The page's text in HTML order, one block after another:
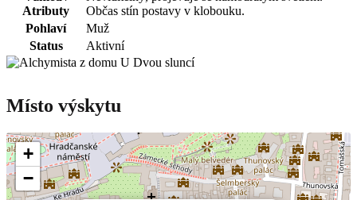
Atributy
Občas stín postavy v klobouku.
Pohlaví
Muž
Status
Aktivní
Místo výskytu
+
−